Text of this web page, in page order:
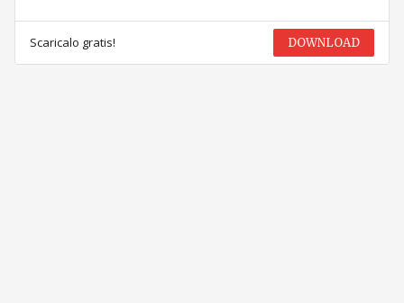
Scaricalo gratis! DOWNLOAD